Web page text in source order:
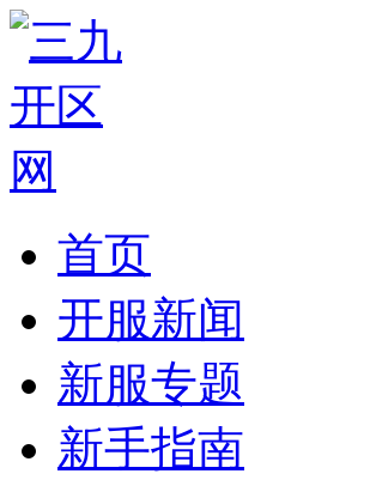
首页
开服新闻
新服专题
新手指南